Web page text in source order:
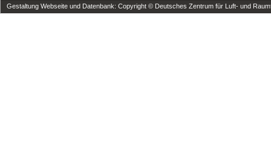
Gestaltung Webseite und Datenbank: Copyright © Deutsches Zentrum für Luft- und